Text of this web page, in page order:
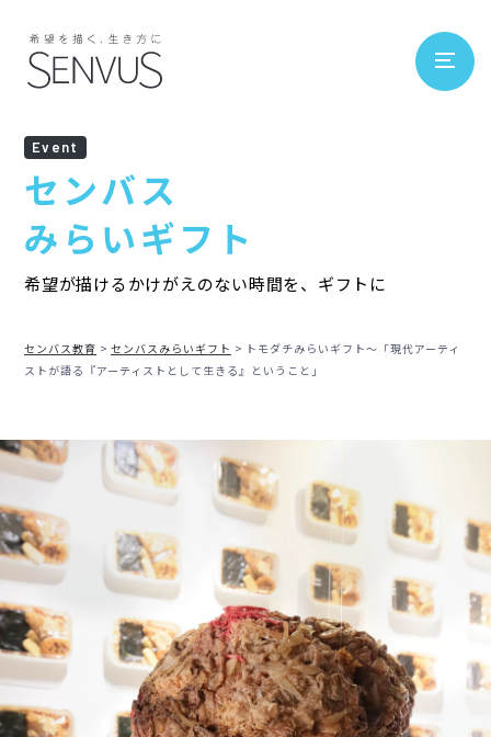
Event
センバス
みらいギフト
希望が描けるかけがえのない時間を、ギフトに
センバス教育 センバスみらいギフト
トモダチみらいギフト～「現代アーティ
ストが語る『アーティストとして生きる』ということ」